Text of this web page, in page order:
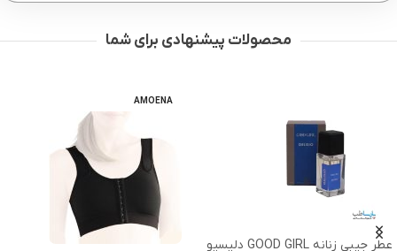
محصولات پیشنهادی برای شما